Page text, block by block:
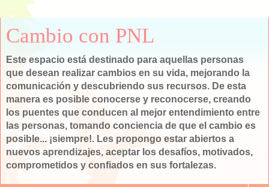
Cambio con PNL
Este espacio está destinado para aquellas personas
que desean realizar cambios en su vida, mejorando la
comunicación y descubriendo sus recursos. De esta
manera es posible conocerse y reconocerse, creando
los puentes que conducen al mejor entendimiento entre
las personas, tomando conciencia de que el cambio es
posible... ¡siempre!. Les propongo estar abiertos a
nuevos aprendizajes, aceptar los desafíos, motivados,
comprometidos y confiados en sus fortalezas.